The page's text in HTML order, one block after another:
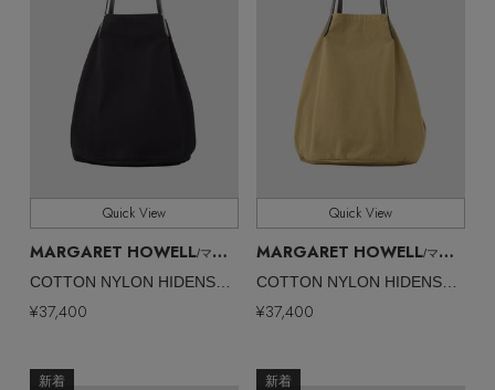
Quick View
MARGARET HOWELL/マーガレット・ハウエル
COTTON NYLON HIDENSE POPLIN
¥37,400
Quick View
MARGARET HOWELL/マーガレット・ハウエル
COTTON NYLON HIDENSE POPLIN
¥37,400
新着 新着